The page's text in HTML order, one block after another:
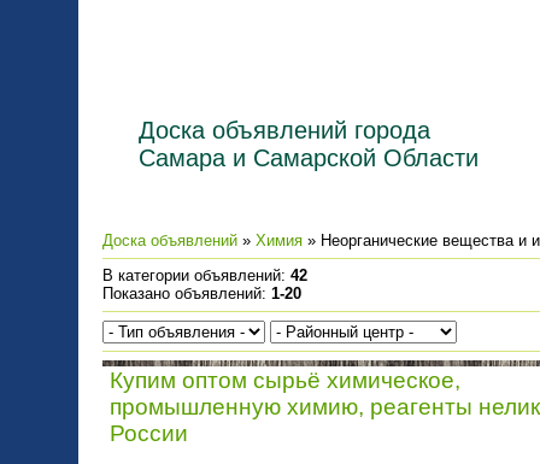
Доска объявлений города
Самара и Самарской Области
Доска объявлений » Химия » Неорганические вещества и
В категории объявлений: 42
Показано объявлений: 1-20
Купим оптом сырьё химическое,
промышленную химию, реагенты
России